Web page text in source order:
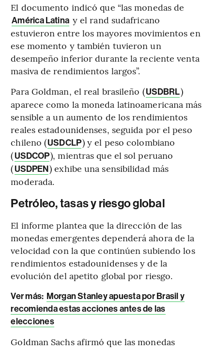
El documento indicó que “las monedas de
América Latina y el rand sudafricano
estuvieron entre los mayores movimientos en
ese momento y también tuvieron un
desempeño inferior durante la reciente venta
masiva de rendimientos largos”.
Para Goldman, el real brasileño (USDBRL)
aparece como la moneda latinoamericana más
sensible a un aumento de los rendimientos
reales estadounidenses, seguida por el peso
chileno (USDCLP) y el peso colombiano
(USDCOP), mientras que el sol peruano
(USDPEN) exhibe una sensibilidad más
moderada.
Petróleo, tasas y riesgo global
El informe plantea que la dirección de las
monedas emergentes dependerá ahora de la
velocidad con la que continúen subiendo los
rendimientos estadounidenses y de la
evolución del apetito global por riesgo.
Ver más: Morgan Stanley apuesta por Brasil y
recomienda estas acciones antes de las
elecciones
Goldman Sachs afirmó que las monedas